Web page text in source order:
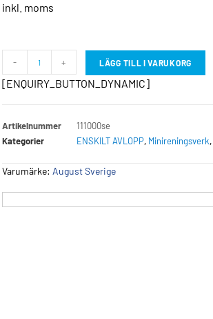
inkl. moms
- + LÄGG TILL I VARUKORG
[ENQUIRY_BUTTON_DYNAMIC]
Artikelnummer
111000se
Kategorier
ENSKILT AVLOPP, Minireningsverk,
Varumärke: August Sverige